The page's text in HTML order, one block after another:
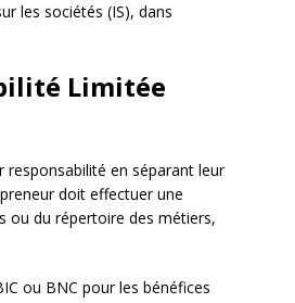
les sociétés (IS), dans
Limitée
en séparant leur
doit effectuer une
ou du répertoire des métiers,
ou BNC pour les bénéfices